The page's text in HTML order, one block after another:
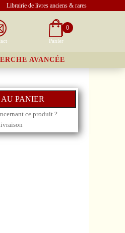
Librairie de livres anciens & rares
0
Panier
AVANCÉE
ce produit ?